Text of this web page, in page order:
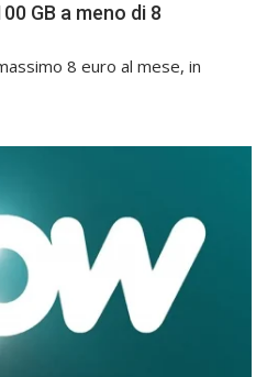
GB a meno di 8
8 euro al mese, in